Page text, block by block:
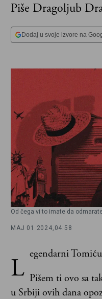
Piše Dragoljub
Dodaj u svoje izvore na
Od čega vi to imate da
MAJ 01 2024, 04:58
L egendarni
Pišem ti ovo sa
u Srbiji ovih dana